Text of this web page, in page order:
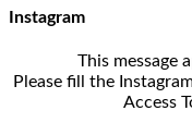
Instagram
This message
Please fill the
Access